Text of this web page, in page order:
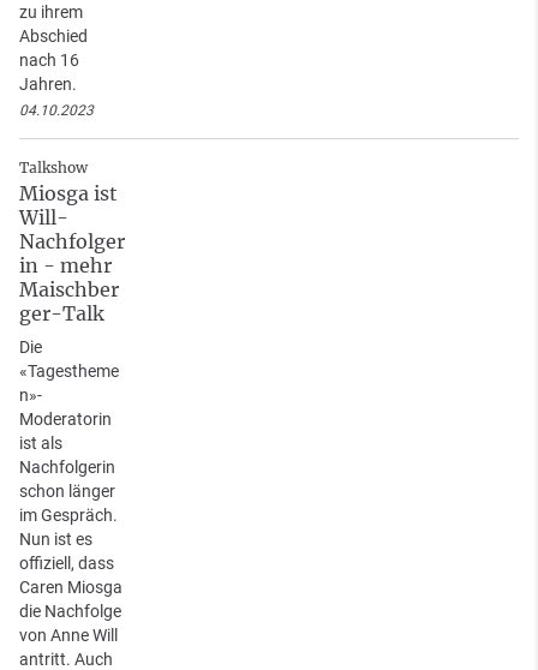
zu ihrem
Abschied
nach 16
Jahren.
04.10.2023
Talkshow
Miosga ist
Will-
Nachfolger
in - mehr
Maischber
ger-Talk
Die
«Tagestheme
n»-
Moderatorin
ist als
Nachfolgerin
schon länger
im Gespräch.
Nun ist es
offiziell, dass
Caren Miosga
die Nachfolge
von Anne Will
antritt. Auch